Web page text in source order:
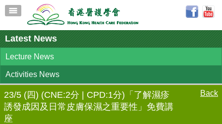
Latest News
Lecture News
Activities News
23/5 (四) (CNE:2分 | CPD:1分)「了解濕疹
誘發成因及日常皮膚保濕之重要性」免費講
座
Back